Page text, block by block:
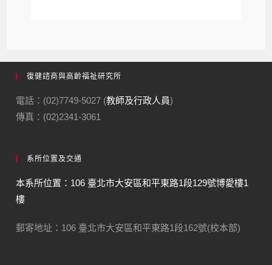
復健諮商與高齡福祉研究所
電話：(02)7749-5027 (教師及行政人員)
傳真：(02)2341-3061
系所位置及交通
本系所位置：106 臺北市大安區和平東路1段129號博愛樓1
樓
郵寄地址：106 臺北市大安區和平東路1段162號(校本部)